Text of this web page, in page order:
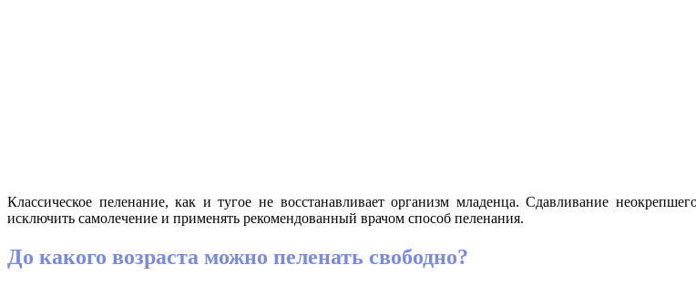
Классическое пеленание, как и тугое не восстанавливает организм младенца. Сдавливание
исключить самолечение и применять рекомендованный врачом способ пеленания.
До какого возраста можно пеленать свободно?